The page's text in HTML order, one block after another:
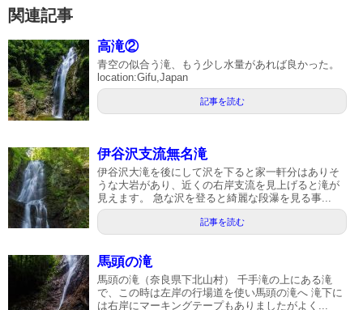
関連記事
高滝②
青空の似合う滝、もう少し水量があれば良かった。
location:Gifu,Japan
記事を読む
伊谷沢支流無名滝
伊谷沢大滝を後にして沢を下ると家一軒分はありそ
うな大岩があり、近くの右岸支流を見上げると滝が
見えます。 急な沢を登ると綺麗な段瀑を見る事...
記事を読む
馬頭の滝
馬頭の滝（奈良県下北山村） 千手滝の上にある滝
で、この時は左岸の行場道を使い馬頭の滝へ 滝下に
は右岸にマーキングテープもありましたがよく...